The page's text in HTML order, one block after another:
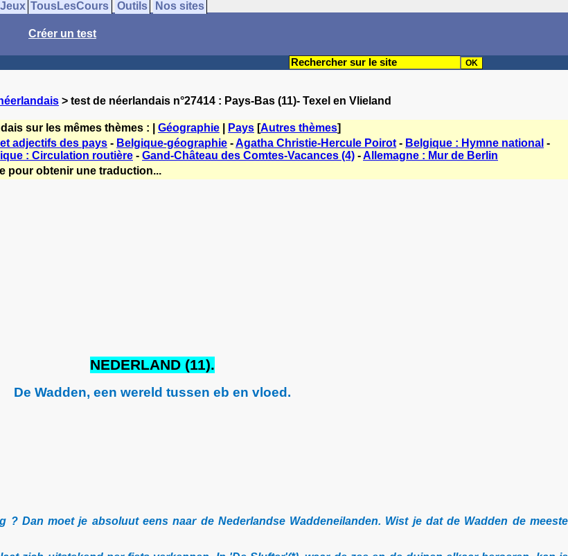
Jeux TousLesCours Outils Nos sites
Créer un test
> test de néerlandais n°27414 : Pays-Bas (11)- Texel en Vlieland
sur les mêmes thèmes : | Géographie Pays [Autres thèmes]
adjectifs des pays - Belgique-géographie -Agatha Christie-Hercule Poirot - Belgique : Hymne national -
: Circulation routière - Gand-Château des Comtes-Vacances (4) -Allemagne : Mur de Berlin
pour obtenir une traduction...
NEDERLAND (11).
De Wadden, een wereld tussen eb en vloed.
? Dan moet je absoluut eens naar de Nederlandse Waddeneilanden. Wist je dat de Wadden de meeste